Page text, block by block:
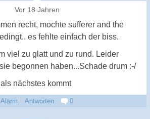
Vor 18 Jahren
recht, mochte sufferer and the
es fehlte einfach der biss.
viel zu glatt und zu rund. Leider
begonnen haben...Schade drum :-/
nächstes kommt
Alarm Antworten 0